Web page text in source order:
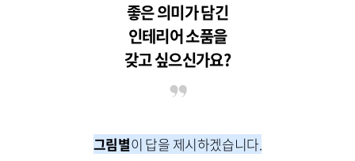
좋은 의미가 담긴
인테리어 소품을
갖고 싶으신가요?
그림별이 답을 제시하겠습니다.